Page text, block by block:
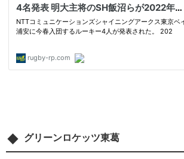
グリーンロケッツ東葛